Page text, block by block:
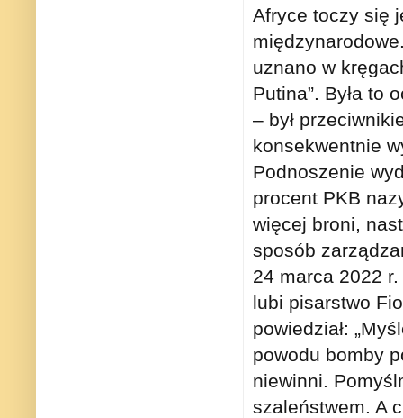
Afryce toczy się
uznano w
Putina”. Była to
– był
konsekwentnie
Podnoszenie
procent PKB
więcej broni,
sposób
24 marca 2022
lubi pisarstwo
powiedział:
powodu bomby
niewinni.
szaleństwem. A